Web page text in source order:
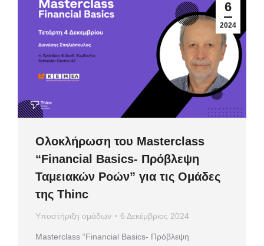
6
2024
Ολοκλήρωση του Masterclass
“Financial Basics- Πρόβλεψη
Ταμειακών Ροών” για τις Ομάδες
της Thinc
Υποστήριξη ομάδων 6 Δεκέμβριος 2024
Masterclass “Financial Basics- Πρόβλεψη